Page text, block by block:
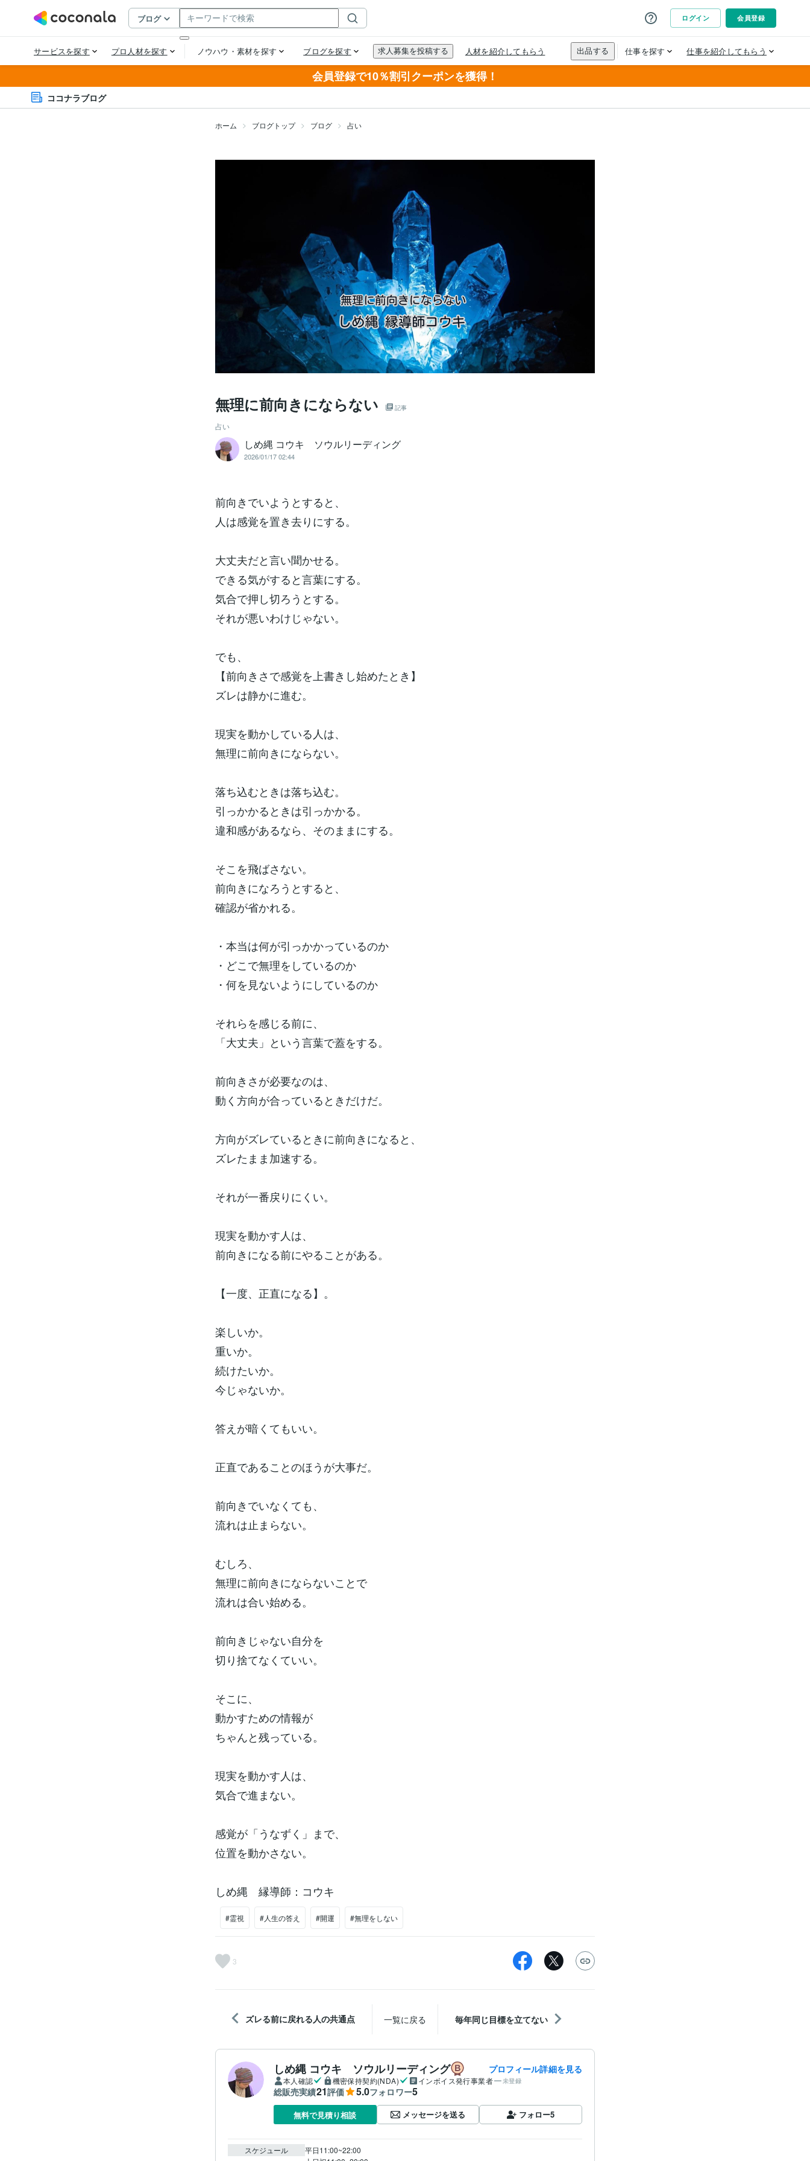
会員登録で10％割引クーポンを獲得！
ココナラブログ
ホーム ブログトップ ブログ 占い
無理に前向きにならない 記事
占い
しめ縄 コウキ ソウルリーディング
2026/01/17 02:44
前向きでいようとすると、
人は感覚を置き去りにする。
大丈夫だと言い聞かせる。
できる気がすると言葉にする。
気合で押し切ろうとする。
それが悪いわけじゃない。
でも、
【前向きさで感覚を上書きし始めたとき】
ズレは静かに進む。
現実を動かしている人は、
無理に前向きにならない。
落ち込むときは落ち込む。
引っかかるときは引っかかる。
違和感があるなら、そのままにする。
そこを飛ばさない。
前向きになろうとすると、
確認が省かれる。
・本当は何が引っかかっているのか
・どこで無理をしているのか
・何を見ないようにしているのか
それらを感じる前に、
「大丈夫」という言葉で蓋をする。
前向きさが必要なのは、
動く方向が合っているときだけだ。
方向がズレているときに前向きになると、
ズレたまま加速する。
それが一番戻りにくい。
現実を動かす人は、
前向きになる前にやることがある。
【一度、正直になる】。
楽しいか。
重いか。
続けたいか。
今じゃないか。
答えが暗くてもいい。
正直であることのほうが大事だ。
前向きでいなくても、
流れは止まらない。
むしろ、
無理に前向きにならないことで
流れは合い始める。
前向きじゃない自分を
切り捨てなくていい。
そこに、
動かすための情報が
ちゃんと残っている。
現実を動かす人は、
気合で進まない。
感覚が「うなずく」まで、
位置を動かさない。
しめ縄 縁導師：コウキ
#霊視 #人生の答え #開運 #無理をしない
3
ズレる前に戻れる人の共通点 一覧に戻る 毎年同じ目標を立てない
しめ縄 コウキ ソウルリーディング プロフィール詳細を見る
本人確認 機密保持契約(NDA) インボイス発行事業者 未登録
総販売実績21評価 5.0フォロワー5
無料で見積り相談 メッセージを送る フォロー5
スケジュール
平日11:00~22:00